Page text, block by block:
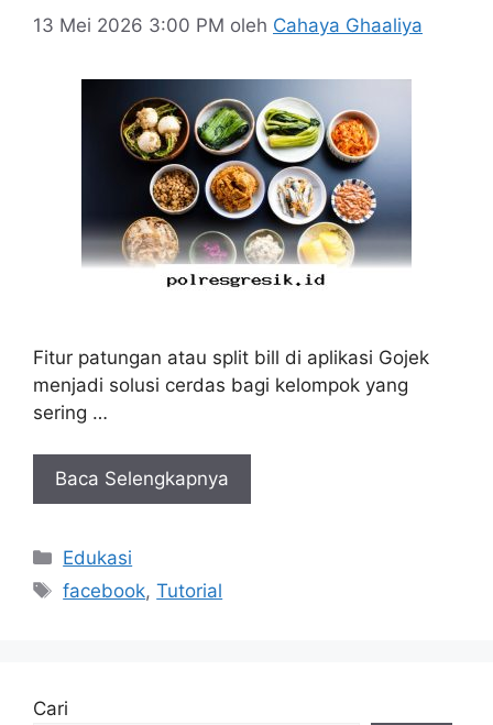
13 Mei 2026 3:00 PM oleh Cahaya Ghaaliya
Fitur patungan atau split bill di aplikasi Gojek
menjadi solusi cerdas bagi kelompok yang
sering …
Baca Selengkapnya
Kategori
Edukasi
Tag
facebook,Tutorial
Cari